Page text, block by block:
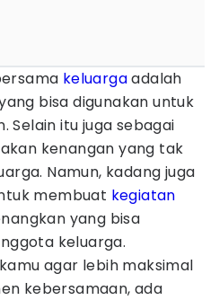
keluargaadalah
bisa digunakan untuk
Selain itu juga sebagai
kenangan yang tak
Namun, kadang juga
membuat kegiatan
yang bisa
keluarga.
agar lebih maksimal
kebersamaan, ada